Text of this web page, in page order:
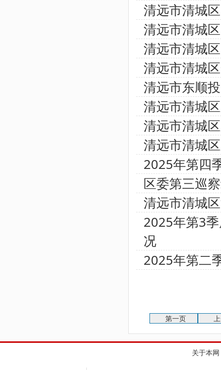
清远市清城
清远市清城
清远市清城
清远市清城
清远市东顺
清远市清城
清远市清城
清远市清城
2025年第四
区委第三巡
清远市清城
2025年第3
况
2025年第二
第一页 上
关于本网